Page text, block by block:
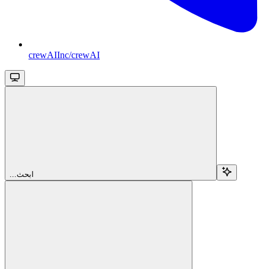
crewAIInc/crewAI
...ابحث